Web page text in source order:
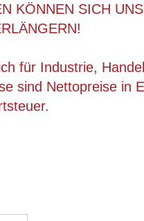
KÖNNEN SICH
für Industrie,
sind Nettopreise in